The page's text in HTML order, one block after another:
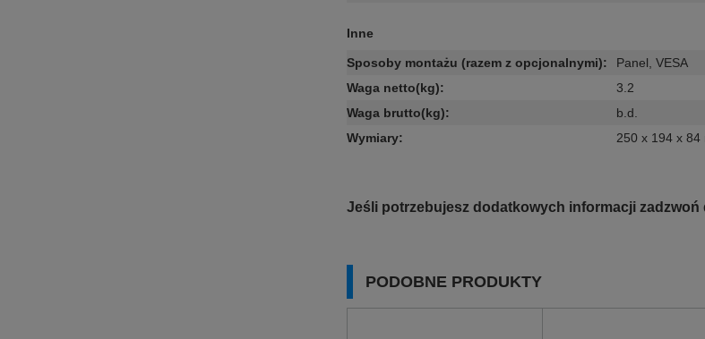
Inne
Sposoby montażu (razem z opcjonalnymi): Panel VESA
Waga netto(kg):
3.2
Waga brutto(kg):
b.d.
Wymiary: 250 x 194 x 84
Jeśli potrzebujesz dodatkowych informacji zadzwoń
PODOBNE PRODUKTY